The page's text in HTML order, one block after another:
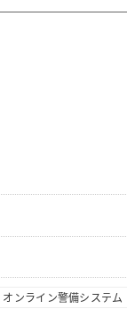
オンライン警備システム